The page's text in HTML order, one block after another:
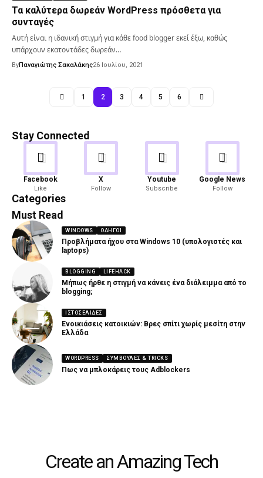
Τα καλύτερα δωρεάν WordPress πρόσθετα για
συνταγές
Αυτή είναι η ιδανική στιγμή για κάθε food blogger εκεί έξω, καθώς
υπάρχουν εκατοντάδες δωρεάν…
ByΠαναγιώτης Σακαλάκης26 Ιουλίου, 2021
1 2 3 4 5 6
Stay Connected
Facebook
Like
X
Follow
Youtube
Subscribe
Google News
Follow
Categories
Android
82 Articles
Gaming
19 Articles
Must Read
WINDOWS ΟΔΗΓΟΊ
Προβλήματα ήχου στα Windows 10 (υπολογιστές και
laptops)
BLOGGING LIFEHACK
Μήπως ήρθε η στιγμή να κάνεις ένα διάλειμμα από το
blogging;
ΙΣΤΟΣΕΛΊΔΕΣ
Ενοικιάσεις κατοικιών: Βρες σπίτι χωρίς μεσίτη στην
Ελλάδα
WORDPRESS ΣΥΜΒΟΥΛΈΣ & TRICKS
Πως να μπλοκάρεις τους Adblockers
Create an Amazing Tech